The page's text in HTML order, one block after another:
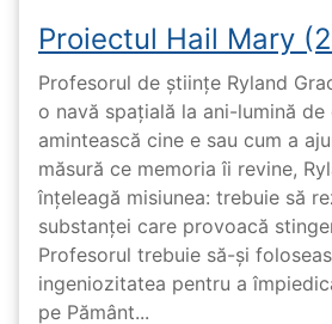
Proiectul Hail Mary
Profesorul de științe Ryland
o navă spațială la ani-lumină de
amintească cine e sau cum a
măsură ce memoria îi revine,
înțeleagă misiunea: trebuie să
substanței care provoacă
Profesorul trebuie să-și
ingeniozitatea pentru a
pe Pământ...